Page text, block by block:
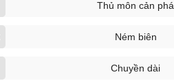
Thủ môn cản phá
Ném biên
Chuyền dài